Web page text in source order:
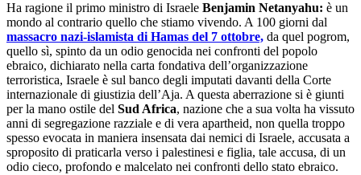
Ha ragione il primo ministro di Israele Benjamin Netanyahu: è un
mondo al contrario quello che stiamo vivendo. A 100 giorni dal
massacro nazi-islamista di Hamas del 7 ottobre, da quel pogrom,
quello sì, spinto da un odio genocida nei confronti del popolo
ebraico, dichiarato nella carta fondativa dell’organizzazione
terroristica, Israele è sul banco degli imputati davanti della Corte
internazionale di giustizia dell’Aja. A questa aberrazione si è giunti
per la mano ostile del Sud Africa, nazione che a sua volta ha vissuto
anni di segregazione razziale e di vera apartheid, non quella troppo
spesso evocata in maniera insensata dai nemici di Israele, accusata a
sproposito di praticarla verso i palestinesi e figlia, tale accusa, di un
odio cieco, profondo e malcelato nei confronti dello stato ebraico.